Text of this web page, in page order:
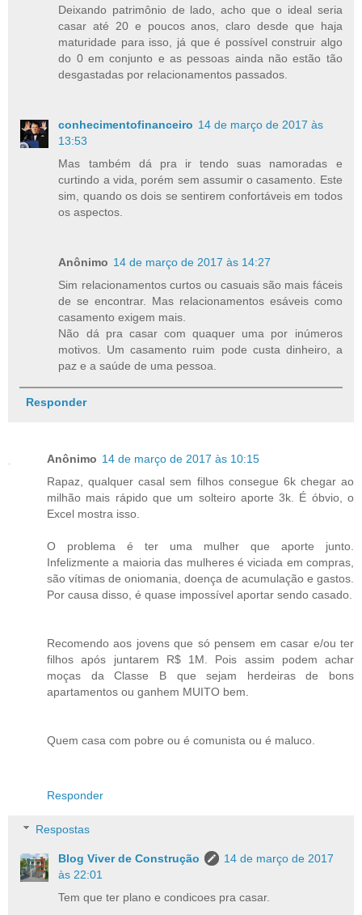
Deixando patrimônio de lado, acho que o ideal seria
casar até 20 e poucos anos, claro desde que haja
maturidade para isso, já que é possível construir algo
do 0 em conjunto e as pessoas ainda não estão tão
desgastadas por relacionamentos passados.
conhecimentofinanceiro 14 de março de 2017 às
13:53
Mas também dá pra ir tendo suas namoradas e
curtindo a vida, porém sem assumir o casamento. Este
sim, quando os dois se sentirem confortáveis em todos
os aspectos.
Anônimo 14 de março de 2017 às 14:27
Sim relacionamentos curtos ou casuais são mais fáceis
de se encontrar. Mas relacionamentos esáveis como
casamento exigem mais.
Não dá pra casar com quaquer uma por inúmeros
motivos. Um casamento ruim pode custa dinheiro, a
paz e a saúde de uma pessoa.
Responder
Anônimo 14 de março de 2017 às 10:15
Rapaz, qualquer casal sem filhos consegue 6k chegar ao
milhão mais rápido que um solteiro aporte 3k. É óbvio, o
Excel mostra isso.
O problema é ter uma mulher que aporte junto.
Infelizmente a maioria das mulheres é viciada em compras,
são vítimas de oniomania, doença de acumulação e gastos.
Por causa disso, é quase impossível aportar sendo casado.
Recomendo aos jovens que só pensem em casar e/ou ter
filhos após juntarem R$ 1M. Pois assim podem achar
moças da Classe B que sejam herdeiras de bons
apartamentos ou ganhem MUITO bem.
Quem casa com pobre ou é comunista ou é maluco.
Responder
Respostas
Blog Viver de Construção
14 de março de 2017
às 22:01
Tem que ter plano e condicoes pra casar.